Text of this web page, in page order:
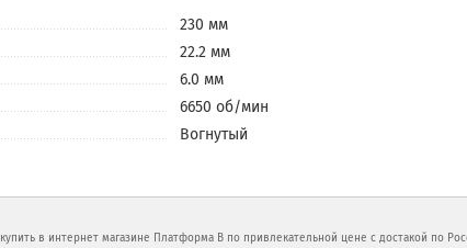
230 мм
22.2 мм
6.0 мм
6650 об/мин
Вогнутый
купить в интернет магазине Платформа В по привлекательной цене с достакой по